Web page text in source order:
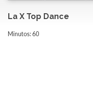
La X Top Dance
Minutos: 60